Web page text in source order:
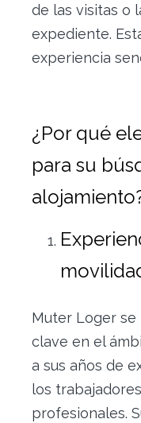
de las visitas o
expediente.
experiencia
¿Por qué
para su
Muter Loger
clave en el
a sus años de
los
profesionales.